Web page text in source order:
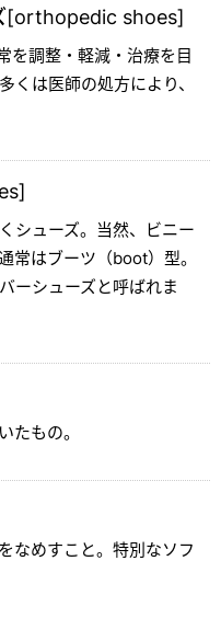
[orthopedic shoes]
を調整・軽減・治療を目
くは医師の処方により、
シューズ。当然、ビニー
常はブーツ（boot）型。
ーシューズと呼ばれま
たもの。
なめすこと。特別なソフ